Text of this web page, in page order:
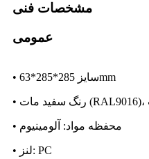
مشخصات فنی
عمومی
• سایز 285*285*63mm
• محفظه مواد: آلومینیوم
• لنز: PC